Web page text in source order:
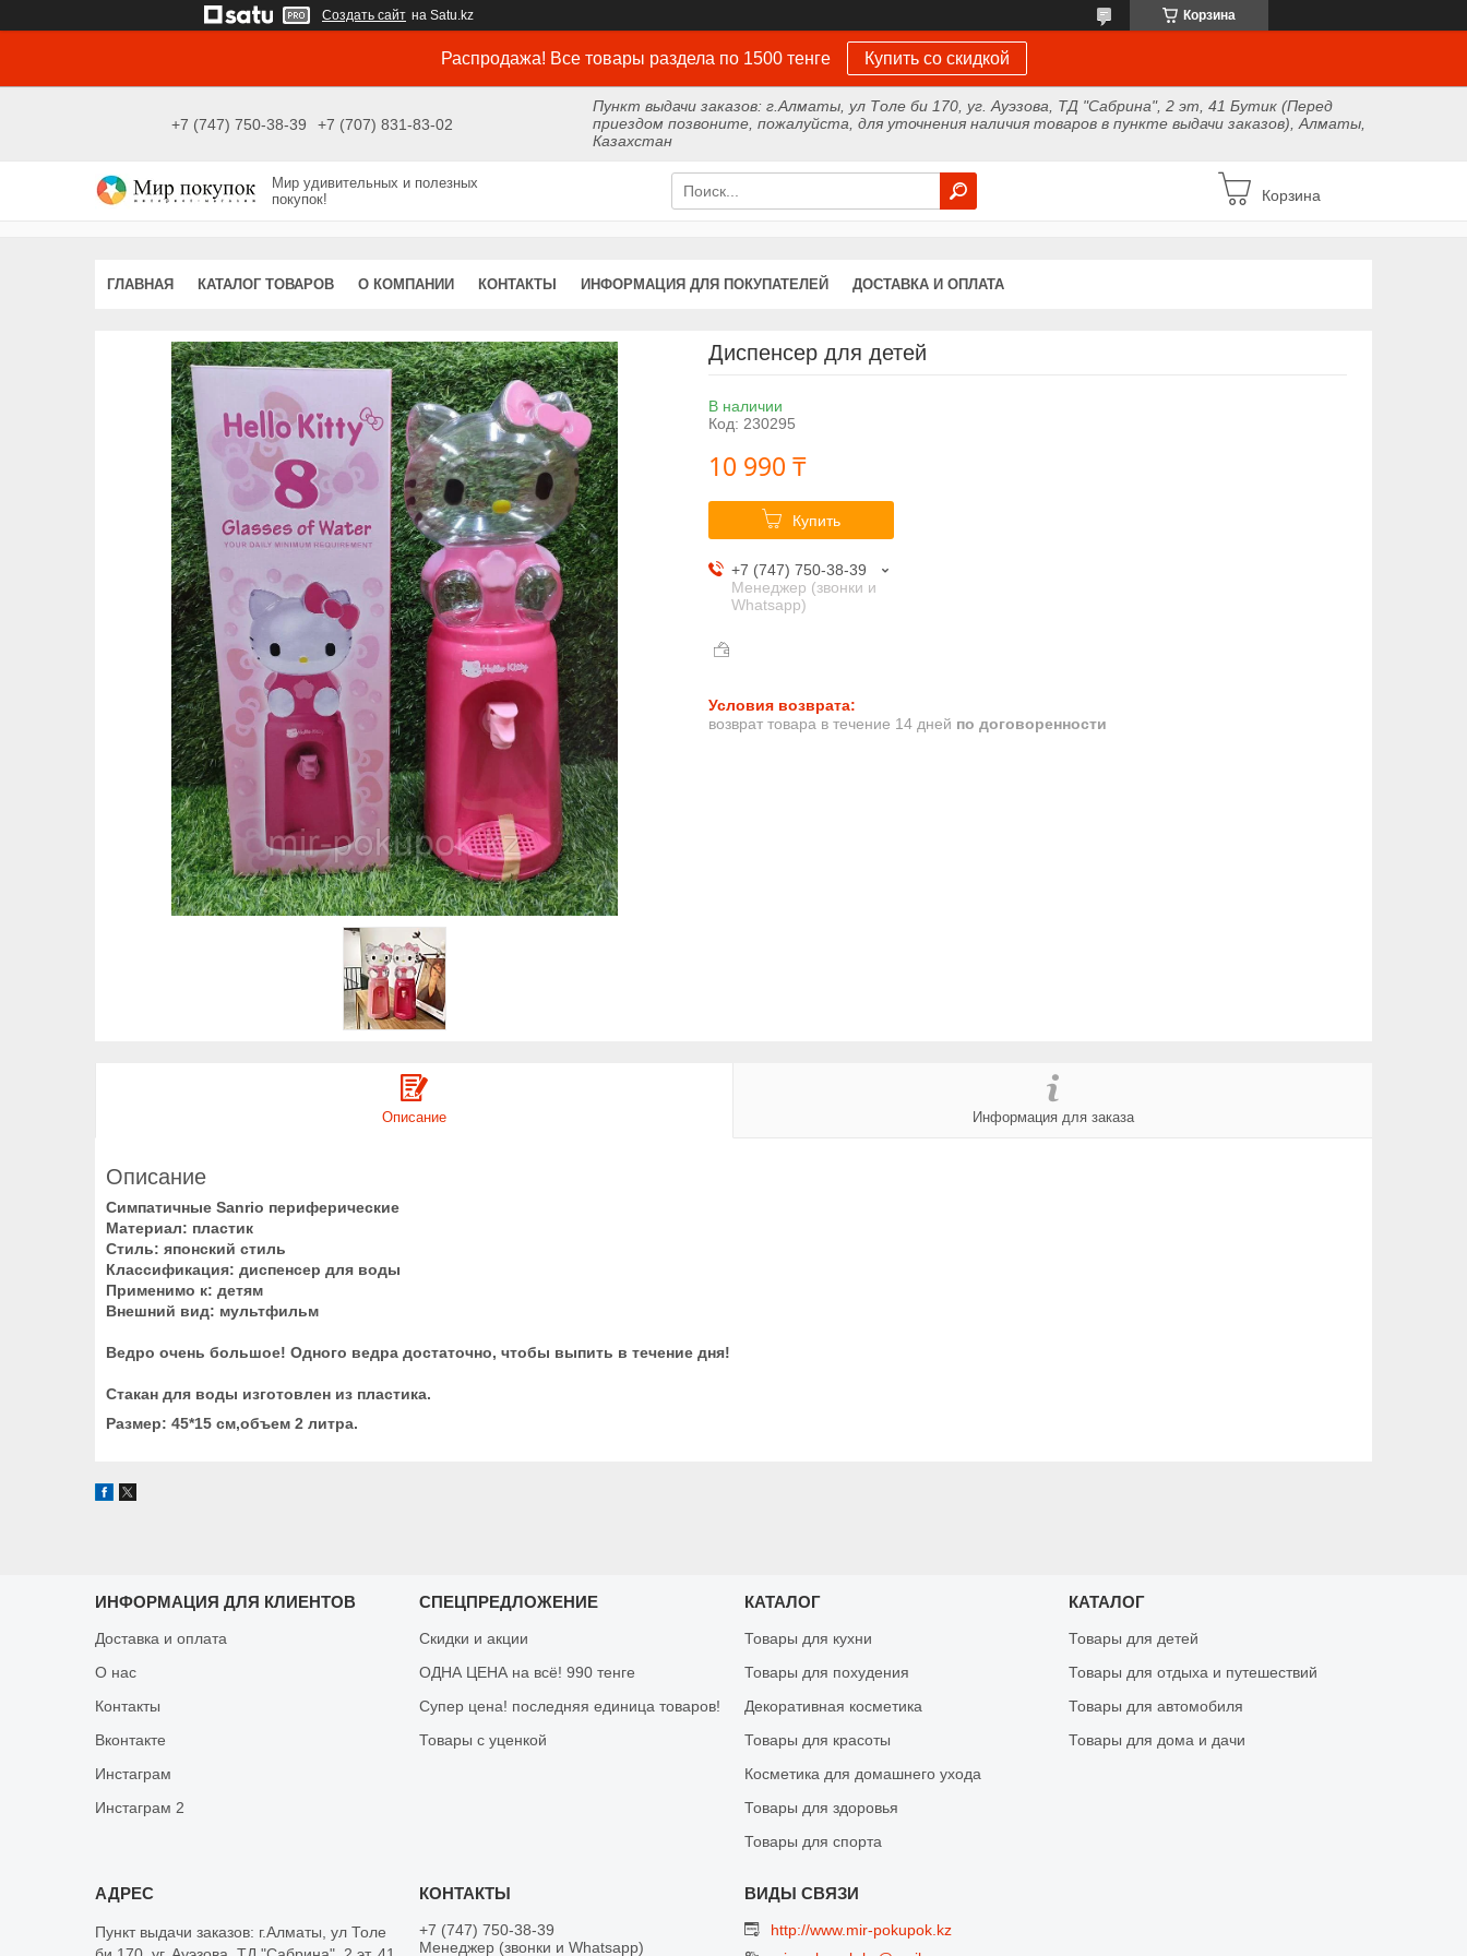
Создать сайт на Satu.kz Корзина
Распродажа! Все товары раздела по 1500 тенге Купить со скидкой
+7 (747) 750-38-39 +7 (707) 831-83-02
Пункт выдачи заказов: г.Алматы, ул Толе би 170, уг. Ауэзова, ТД "Сабрина", 2 эт, 41 Бутик (Перед
приездом позвоните, пожалуйста, для уточнения наличия товаров в пункте выдачи заказов), Алматы,
Казахстан
Мир удивительных и полезных
покупок!
Корзина
ГЛАВНАЯ КАТАЛОГ ТОВАРОВ О КОМПАНИИ КОНТАКТЫ ИНФОРМАЦИЯ ДЛЯ ПОКУПАТЕЛЕЙ ДОСТАВКА И ОПЛАТА
Диспенсер для детей
В наличии
Код: 230295
10 990 ₸
Купить
+7 (747) 750-38-39
Менеджер (звонки и
Whatsapp)
возврат товара в течение 14 дней по договоренности
Описание Информация для заказа
Описание
Симпатичные Sanrio периферические
Материал: пластик
Стиль: японский стиль
Классификация: диспенсер для воды
Применимо к: детям
Внешний вид: мультфильм
Ведро очень большое! Одного ведра достаточно, чтобы выпить в течение дня!
Стакан для воды изготовлен из пластика.
Размер: 45*15 см,объем 2 литра.
ИНФОРМАЦИЯ ДЛЯ КЛИЕНТОВ
Доставка и оплата
О нас
Контакты
Вконтакте
Инстаграм
Инстаграм 2
СПЕЦПРЕДЛОЖЕНИЕ
Скидки и акции
ОДНА ЦЕНА на всё! 990 тенге
Супер цена! последняя единица товаров!
Товары с уценкой
КАТАЛОГ
Товары для кухни
Товары для похудения
Декоративная косметика
Товары для красоты
Косметика для домашнего ухода
Товары для здоровья
Товары для спорта
КАТАЛОГ
Товары для детей
Товары для отдыха и путешествий
Товары для автомобиля
Товары для дома и дачи
Пункт выдачи заказов: г.Алматы, ул Толе
+7 (747) 750-38-39
Менеджер (звонки и Whatsapp)
http://www.mir-pokupok.kz